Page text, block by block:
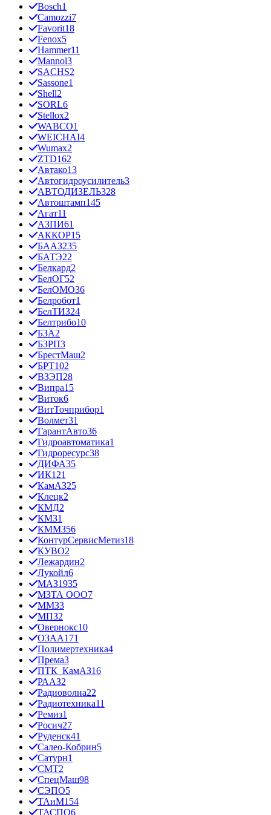
Bosch1
Camozzi7
Favorit18
Fenox5
Hammer11
Mannol3
SACHS2
Sassone1
Shell2
SORL6
Stellox2
WABCO1
WEICHAI4
Wumax2
ZTD162
Автако13
Автогидроусилитель3
АВТОДИЗЕЛЬ328
Автоштамп145
Агат11
АЗПИ61
АККОР15
БААЗ235
БАТЭ22
Белкард2
БелОГ52
БелОМО36
Белробот1
БелТИЗ24
Белтрибо10
БЗА2
БЗРП3
БрестМаш2
БРТ102
ВЗЭП28
Випра15
Виток6
ВитТочприбор1
Волмет31
ГарантАвто36
Гидроавтоматика1
Гидроресурс38
ДИФА35
ИК121
КамАЗ25
Клецк2
КМД2
КМЗ1
КММЗ56
КонтурСервисМетиз18
КУВО2
Лежардин2
Лукойл6
МАЗ1935
МЗТА ООО7
ММЗ3
МПЗ2
Овернокс10
ОЗАА171
Полимертехника4
Према3
ПТК_КамАЗ16
РААЗ2
Радиоволна22
Радиотехника11
Ремиз1
Росич27
Руденск41
Салео-Кобрин5
Сатурн1
СМТ2
СпецМаш98
СЭПО5
ТАиМ154
ТАСПО6